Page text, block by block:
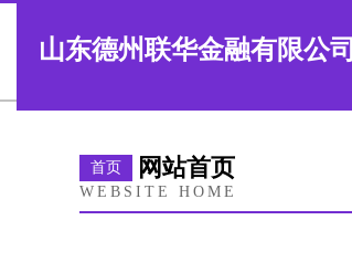
山东德州联华金融有限公司
首页 网站首页
WEBSITE HOME